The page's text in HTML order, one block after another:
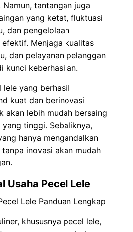
tantangan juga
yang ketat, fluktuasi
dan pengelolaan
Menjaga kualitas
dan pelayanan pelanggan
kunci keberhasilan.
lele yang berhasil
kuat dan berinovasi
akan lebih mudah bersaing
tinggi. Sebaliknya,
hanya mengandalkan
tanpa inovasi akan mudah
Usaha Pecel Lele
khususnya pecel lele,